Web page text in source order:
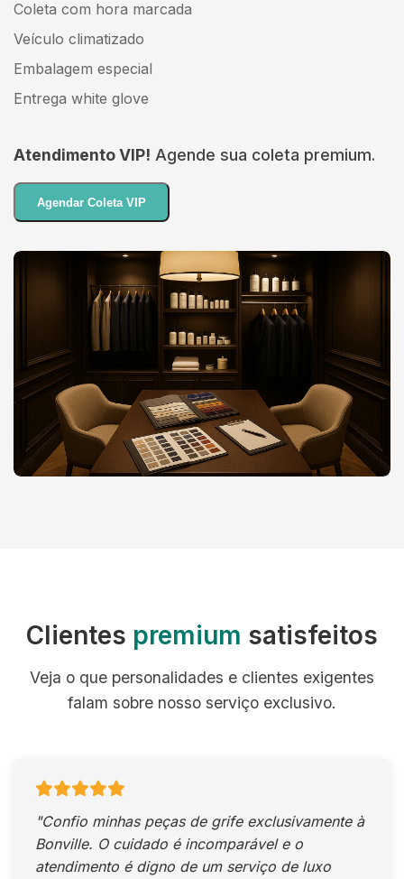
Coleta com hora marcada
Veículo climatizado
Embalagem especial
Entrega white glove
Atendimento VIP! Agende sua coleta premium.
Agendar Coleta VIP
Clientes premium satisfeitos
Veja o que personalidades e clientes exigentes
falam sobre nosso serviço exclusivo.
"Confio minhas peças de grife exclusivamente à
Bonville. O cuidado é incomparável e o
atendimento é digno de um serviço de luxo